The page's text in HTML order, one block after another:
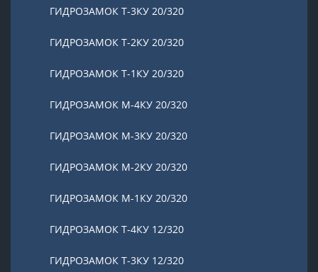
ГИДРОЗАМОК Т-3КУ 20/320
ГИДРОЗАМОК Т-2КУ 20/320
ГИДРОЗАМОК Т-1КУ 20/320
ГИДРОЗАМОК М-4КУ 20/320
ГИДРОЗАМОК М-3КУ 20/320
ГИДРОЗАМОК М-2КУ 20/320
ГИДРОЗАМОК М-1КУ 20/320
ГИДРОЗАМОК Т-4КУ 12/320
ГИДРОЗАМОК Т-3КУ 12/320